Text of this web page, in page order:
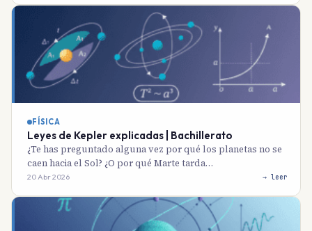
FÍSICA
Leyes de Kepler explicadas | Bachillerato
¿Te has preguntado alguna vez por qué los planetas no se
caen hacia el Sol? ¿O por qué Marte tarda…
20 Abr 2026 → leer